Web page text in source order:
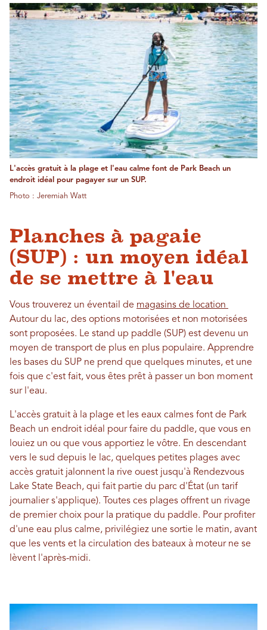
L'accès gratuit à la plage et l'eau calme font de Park Beach un
endroit idéal pour pagayer sur un SUP.
Photo : Jeremiah Watt
Planches à pagaie
(SUP) : un moyen idéal
de se mettre à l'eau
Vous trouverez un éventail de magasins de location
Autour du lac, des options motorisées et non motorisées
sont proposées. Le stand up paddle (SUP) est devenu un
moyen de transport de plus en plus populaire. Apprendre
les bases du SUP ne prend que quelques minutes, et une
fois que c'est fait, vous êtes prêt à passer un bon moment
sur l'eau.
L'accès gratuit à la plage et les eaux calmes font de Park
Beach un endroit idéal pour faire du paddle, que vous en
louiez un ou que vous apportiez le vôtre. En descendant
vers le sud depuis le lac, quelques petites plages avec
accès gratuit jalonnent la rive ouest jusqu'à Rendezvous
Lake State Beach, qui fait partie du parc d'État (un tarif
journalier s'applique). Toutes ces plages offrent un rivage
de premier choix pour la pratique du paddle. Pour profiter
d'une eau plus calme, privilégiez une sortie le matin, avant
que les vents et la circulation des bateaux à moteur ne se
lèvent l'après-midi.